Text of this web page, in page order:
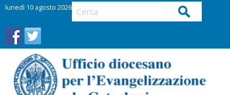
lunedì 10 agosto 2026 Cerca